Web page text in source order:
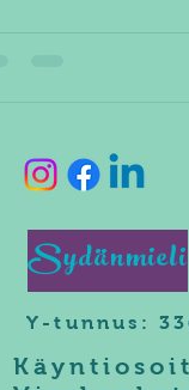
Sydänmieli
Y-tunnus: